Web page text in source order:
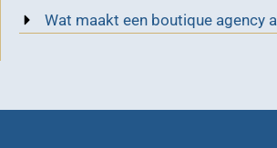
Wat maakt een boutique agency